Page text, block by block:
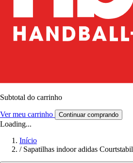
Subtotal do carrinho
Ver meu carrinho Continuar comprando
Loading...
Início
/ Sapatilhas indoor adidas Courtstabil